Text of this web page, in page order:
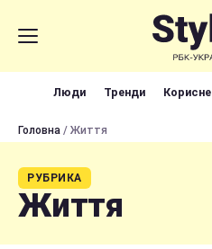
Люди Тренди Корисне
Головна / Життя
РУБРИКА
Життя